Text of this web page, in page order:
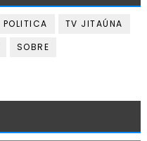
POLITICA
TV JITAÚNA
SOBRE